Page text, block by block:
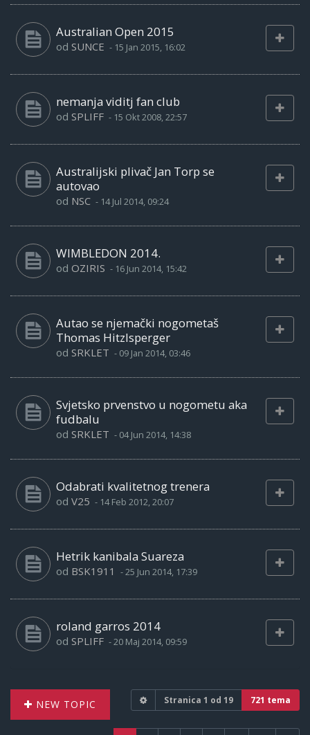
Australian Open 2015
od SUNCE - 15 Jan 2015, 16:02
nemanja viditj fan club
od SPLIFF - 15 Okt 2008, 22:57
Australijski plivač Jan Torp se
autovao
od NSC - 14 Jul 2014, 09:24
WIMBLEDON 2014.
od OZIRIS - 16 Jun 2014, 15:42
Autao se njemački nogometaš
Thomas Hitzlsperger
od SRKLET - 09 Jan 2014, 03:46
Svjetsko prvenstvo u nogometu aka
fudbalu
od SRKLET - 04 Jun 2014, 14:38
Odabrati kvalitetnog trenera
od V25 - 14 Feb 2012, 20:07
Hetrik kanibala Suareza
od BSK1911 -25 Jun 2014, 17:39
roland garros 2014
od SPLIFF -20 Maj 2014, 09:59
NEW TOPIC Stranica 1 od 19 721 tema